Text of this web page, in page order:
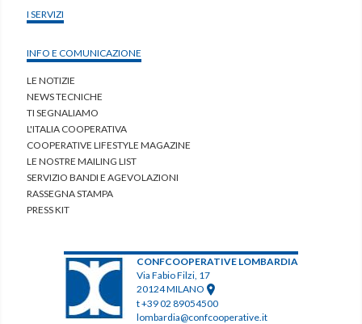
I SERVIZI
INFO E COMUNICAZIONE
LE NOTIZIE
NEWS TECNICHE
TI SEGNALIAMO
L'ITALIA COOPERATIVA
COOPERATIVE LIFESTYLE MAGAZINE
LE NOSTRE MAILING LIST
SERVIZIO BANDI E AGEVOLAZIONI
RASSEGNA STAMPA
PRESS KIT
CONFCOOPERATIVE LOMBARDIA
Via Fabio Filzi, 17
20124 MILANO
t +39 02 89054500
lombardia@confcooperative.it